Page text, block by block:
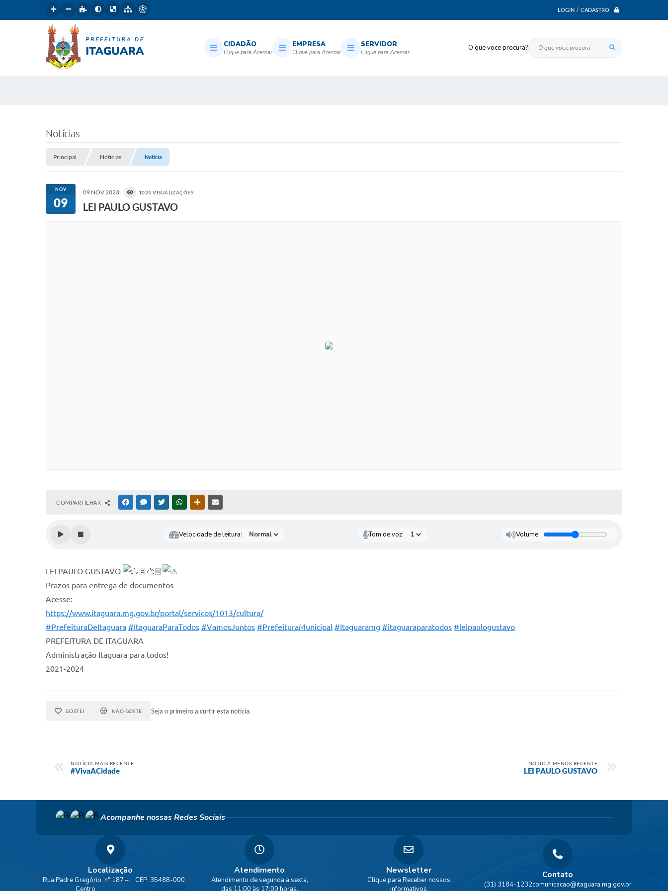
LOGIN / CADASTRO
O que voce procura?
CIDADÃO EMPRESA SERVIDOR
Notícias
Principal Notícias Notícia
NOV
09
09 NOV 2023 1024 VISUALIZAÇÕES
LEI PAULO GUSTAVO
COMPARTILHAR FACEBOOKMESSENGER
TWITTERWHATSAPPOUTRAS MÍDIAS
Velocidade de leitura: Tom de voz: Volume
LEI PAULO GUSTAVO
Prazos para entrega de documentos
Acesse:
https://www.itaguara.mg.gov.br/portal/servicos/1013/cultura/
#PrefeituraDeItaguara #ItaguaraParaTodos #VamosJuntos #PrefeituraMunicipal #Itaguaramg #itaguaraparatodos #leipaulogustavo
PREFEITURA DE ITAGUARA⠀
Administração Itaguara para todos!⠀
2021-2024
GOSTEI NÃO GOSTEI Seja o primeiro a curtir esta notícia.
NOTÍCIA MAIS RECENTE
#VivaACidade
NOTÍCIA MENOS RECENTE
LEI PAULO GUSTAVO
Acompanhe nossas Redes Sociais
Localização
Rua Padre Gregório, n° 187 –
Centro
CEP: 35488-000 Contato
(31) 3184-1232comunicacao@itaguara.mg.gov.br
Atendimento
Atendimento de segunda a sexta,
das 11:00 às 17:00 horas.
Newsletter
Clique para Receber nossos
informativos